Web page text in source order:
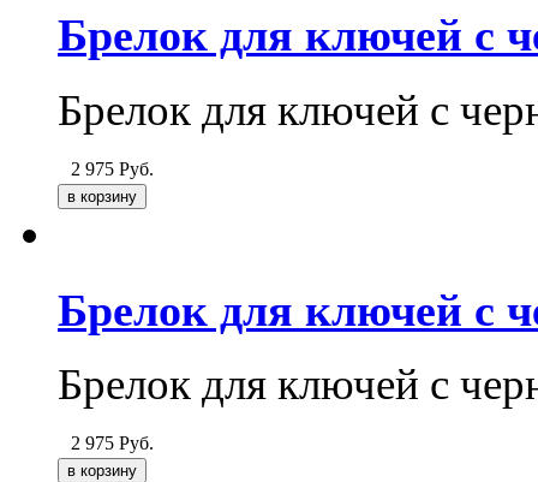
Брелок для ключей с
Брелок для ключей с
2 975 Руб.
Брелок для ключей с
Брелок для ключей с
2 975 Руб.